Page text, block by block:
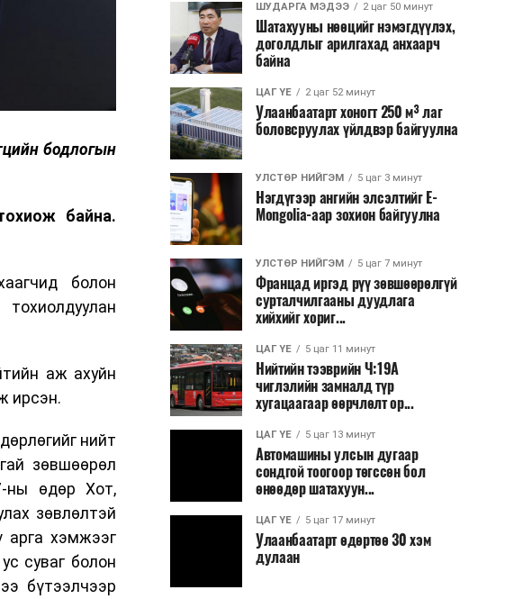
бодлогын
байна.
болон
аж ахуйн
ирсэн.
нийт
зөвшөөрөл
ны өдөр Хот,
зөвлөлтэй
арга хэмжээг
суваг болон
бүтээлчээр
ШУДАРГА МЭДЭЭ 2 цаг 50 минут
Шатахууны нөөцийг нэмэгдүүлэх,
доголдлыг арилгахад анхаарч
байна
ЦАГ ҮЕ 2 цаг 52 минут
Улаанбаатарт хоногт 250 м³ лаг
боловсруулах үйлдвэр байгуулна
УЛСТӨР НИЙГЭМ 5 цаг 3 минут
Нэгдүгээр ангийн элсэлтийг E-
Mongolia-аар зохион байгуулна
УЛСТӨР НИЙГЭМ 5 цаг 7 минут
Францад иргэд рүү зөвшөөрөлгүй
сурталчилгааны дуудлага
хийхийг хориг...
ЦАГ ҮЕ 5 цаг 11 минут
Нийтийн тээврийн Ч:19А
чиглэлийн замналд түр
хугацаагаар өөрчлөлт ор...
ЦАГ ҮЕ 5 цаг 13 минут
Автомашины улсын дугаар
сондгой тоогоор төгссөн бол
өнөөдөр шатахуун...
ЦАГ ҮЕ 5 цаг 17 минут
Улаанбаатарт өдөртөө 30 хэм
дулаан